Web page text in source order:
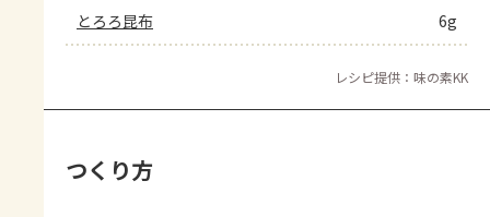
とろろ昆布 6g
レシピ提供：味の素KK
つくり方